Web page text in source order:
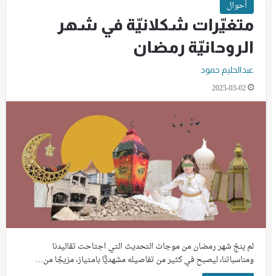
أحوال
متغيّرات شكلانيّة في شهر
الروحانيّة رمضان
عبدالحليم حمود
2025-03-02
لم ينجُ شهر رمضان من موجات التحديث التي اجتاحت تقاليدنا
ومناسباتنا، ليصبح في كثير من تفاصيله مشهديًّا بامتياز، مزيجًا من…